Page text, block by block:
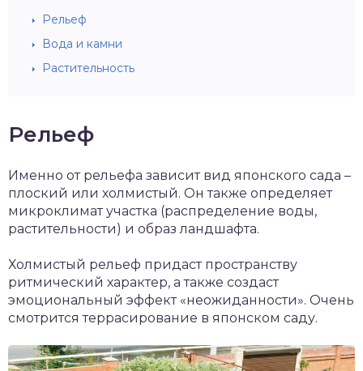
Рельеф
Вода и камни
Растительность
Рельеф
Именно от рельефа зависит вид японского сада –
плоский или холмистый. Он также определяет
микроклимат участка (распределение воды,
растительности) и образ ландшафта.
Холмистый рельеф придаст пространству
ритмический характер, а также создаст
эмоциональный эффект «неожиданности». Очень
смотрится террасирование в японском саду.